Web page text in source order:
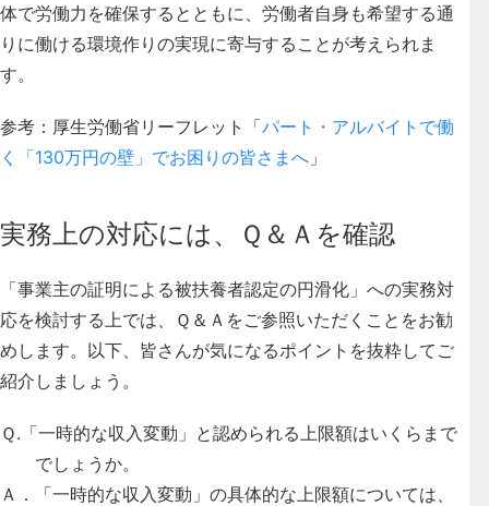
体で労働力を確保するとともに、労働者自身も希望する通
りに働ける環境作りの実現に寄与することが考えられま
す。
参考：厚生労働省リーフレット「パート・アルバイトで働
く「130万円の壁」でお困りの皆さまへ 」
実務上の対応には、Ｑ＆Ａを確認
「事業主の証明による被扶養者認定の円滑化」への実務対
応を検討する上では、Ｑ＆Ａをご参照いただくことをお勧
めします。以下、皆さんが気になるポイントを抜粋してご
紹介しましょう。
Ｑ.「一時的な収入変動」と認められる上限額はいくらまで
でしょうか。
Ａ．「一時的な収入変動」の具体的な上限額については、